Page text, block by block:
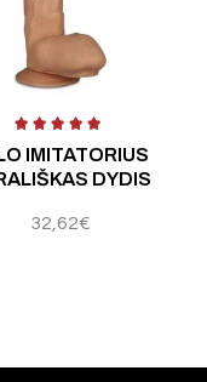
IMITATORIUS
DYDIS
32,62€